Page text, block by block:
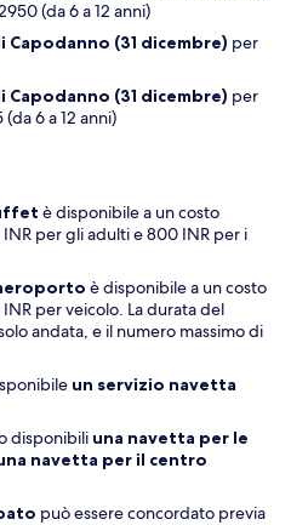
(da 6 a 12 anni)
Capodanno (31 dicembre) per
Capodanno (31 dicembre) per
6 a 12 anni)
è disponibile a un costo
per gli adulti e 800 INR per i
è disponibile a un costo
per veicolo. La durata del
andata, e il numero massimo di
un servizio navetta
disponibili una navetta per le
navetta per il centro
può essere concordato previa